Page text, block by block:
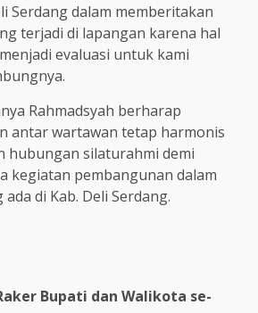
Serdang dalam memberitakan
terjadi di lapangan karena hal
evaluasi untuk kami
Rahmadsyah berharap
antar wartawan tetap harmonis
hubungan silaturahmi demi
kegiatan pembangunan dalam
di Kab. Deli Serdang.
Bupati dan Walikota se-